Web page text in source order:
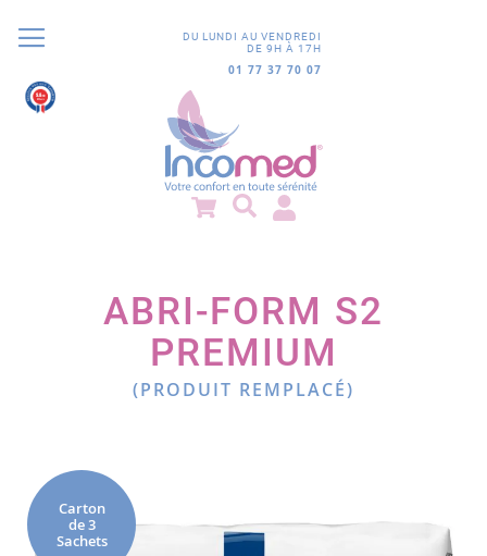
DU LUNDI AU VENDREDI
DE 9H À 17H
01 77 37 70 07
ABRI-FORM S2
PREMIUM
(PRODUIT REMPLACÉ)
fin
de
Carton
de 3
Sachets
9.8/10
852 avis